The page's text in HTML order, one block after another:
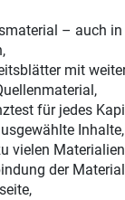
– auch
mit
für jedes
Inhalte,
vielen
der